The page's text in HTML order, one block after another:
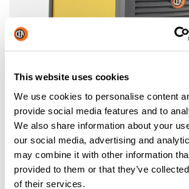
This website uses cookies
We use cookies to personalise content
provide social media features and to
We also share information about your
our social media, advertising and
may combine it with other information
provided to them or that they’ve
of their services.
MATRIX E
GENERADOR TRIFÁSICAS INVERTER
CON ELECTRODO
Más información